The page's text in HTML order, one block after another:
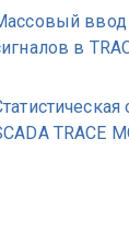
ввод
в
TRACE